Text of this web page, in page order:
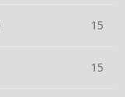
15
15